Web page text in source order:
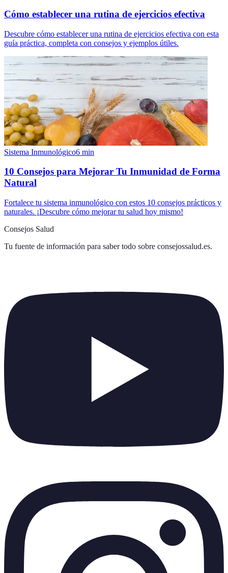
Cómo establecer una rutina de ejercicios efectiva
Descubre cómo establecer una rutina de ejercicios efectiva con esta
guía práctica, completa con consejos y ejemplos útiles.
Sistema Inmunológico6 min
10 Consejos para Mejorar Tu Inmunidad de Forma
Natural
Fortalece tu sistema inmunológico con estos 10 consejos prácticos y
naturales. ¡Descubre cómo mejorar tu salud hoy mismo!
Consejos Salud
Tu fuente de información para saber todo sobre consejossalud.es.